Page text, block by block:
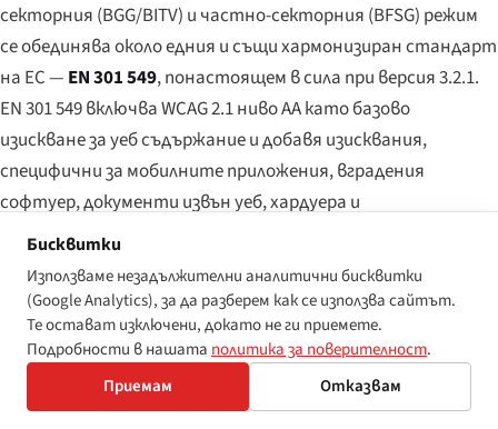
секторния (BGG/BITV) и частно-секторния (BFSG) режим
се обединява около едния и същи хармонизиран стандарт
на ЕС — EN 301 549, понастоящем в сила при версия 3.2.1.
EN 301 549 включва WCAG 2.1 ниво AA като базово
изискване за уеб съдържание и добавя изисквания,
специфични за мобилните приложения, вградения
софтуер, документи извън уеб, хардуера и
комуникационните функции. Актуализацията на EN 301
549 за проследяване на WCAG 2.2 е в ход в ETSI и CEN-
CENELEC; след публикуването й се очаква и BITV 2.0 (чрез
методологията за мониторинг на BFIT-Bund), и BFSG (чрез
препратката в BFSGV) да проследят новата версия по
преходен график.
Бисквитки
Използваме незадължителни аналитични бисквитки
(Google Analytics), за да разберем как се използва сайтът.
Те остават изключени, докато не ги приемете.
Подробности в нашата политика за поверителност.
Приемам
Отказвам